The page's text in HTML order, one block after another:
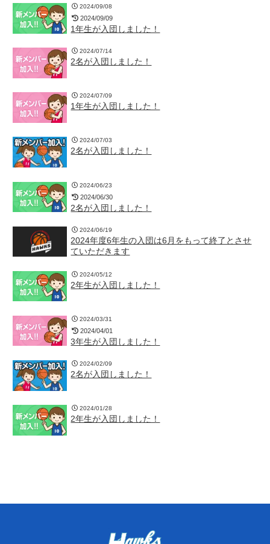
1年生が入団しました！
2024/09/08
2024/09/09
2名が入団しました！
2024/07/14
1年生が入団しました！
2024/07/09
2名が入団しました！
2024/07/03
2名が入団しました！
2024/06/23
2024/06/30
2024年度6年生の入団は6月をもって終了とさせ
ていただきます
2024/06/19
2年生が入団しました！
2024/05/12
3年生が入団しました！
2024/03/31
2024/04/01
2名が入団しました！
2024/02/09
2年生が入団しました！
2024/01/28